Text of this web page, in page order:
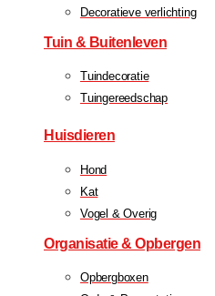
Decoratieve verlichting
Tuin & Buitenleven
Tuindecoratie
Tuingereedschap
Huisdieren
Hond
Kat
Vogel & Overig
Organisatie & Opbergen
Opbergboxen